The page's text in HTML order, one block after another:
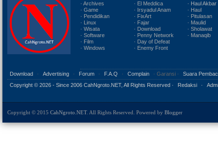
· Archives
· Game
· Pendidikan
· Linux
· Wisata
· Software
· Film
· Windows
· El Meddica
· Irsyadul Anam
· FixArt
· Fajar
· Download
· Penny Network
· Day of Defeat
· Enemy Front
· Haul Akbar
· Haul
· Pitulasan
· Maulid
· Sholawat
· Manaqib
Download · Advertising · Forum · F.A.Q · Complain · Garansi ·
Suara
Copyright © 2026 - Since 2006 CahNgroto.NET, All Rights Reserved · Redaksi ·
Copyright © 2015 CahNgroto.NET. All Rights Reserved. Powered by Blogger